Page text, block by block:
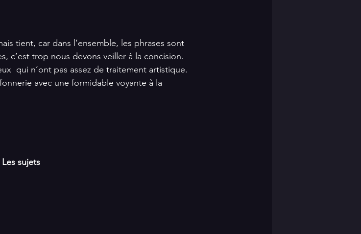
tient, car dans l’ensemble, les phrases sont
c’est trop nous devons veiller à la concision.
qui n’ont pas assez de traitement artistique.
avec une formidable voyante à la
Les sujets